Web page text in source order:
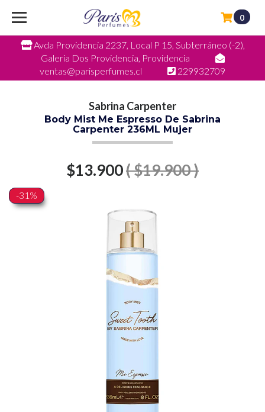
Avda Providencia 2237, Local P 15, Subterráneo (-2),
Galeria Dos Providencia, Providencia
ventas@parisperfumes.cl
229932709
0
Sabrina Carpenter
Body Mist Me Espresso De Sabrina
Carpenter 236ML Mujer
$13.900( $19.900 )
-31%